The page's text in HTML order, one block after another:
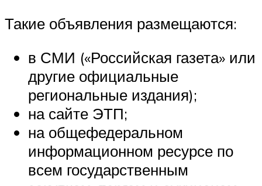
Такие объявления размещаются:
в СМИ («Российская газета» или
другие официальные
региональные издания);
на сайте ЭТП;
на общефедеральном
информационном ресурсе по
всем государственным